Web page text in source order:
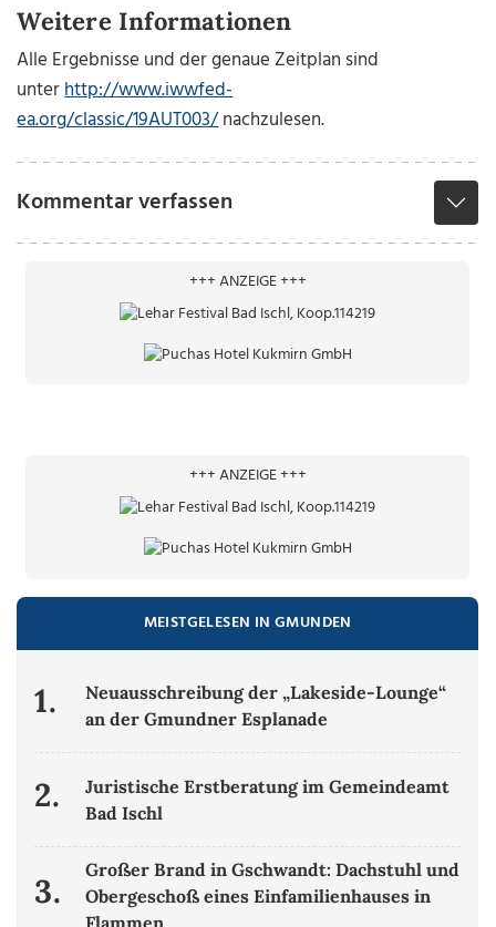
Weitere Informationen
Alle Ergebnisse und der genaue Zeitplan sind
unterhttp://www.iwwfed-
ea.org/classic/19AUT003/nachzulesen.
Kommentar verfassen
+++ ANZEIGE +++
+++ ANZEIGE +++
MEISTGELESEN IN GMUNDEN
1.
Neuausschreibung der „Lakeside-Lounge“
an der Gmundner Esplanade
2.
Juristische Erstberatung im Gemeindeamt
Bad Ischl
3.
Großer Brand in Gschwandt: Dachstuhl und
Obergeschoß eines Einfamilienhauses in
Flammen